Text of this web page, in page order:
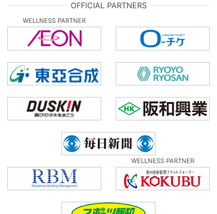
OFFICIAL PARTNERS
WELLNESS PARTNER
WELLNESS PARTNER